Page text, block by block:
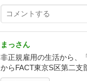
まっさん
非正規雇用の生活から、
からFACT東京S区第二支